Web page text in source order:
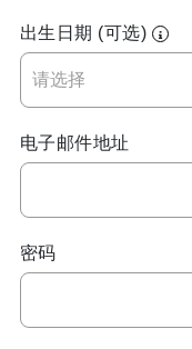
出生日期 (可选)
电子邮件地址
密码